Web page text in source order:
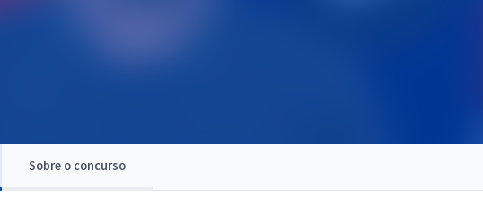
Sobre o concurso